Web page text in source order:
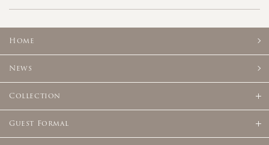
Home
News
Collection
Guest Formal